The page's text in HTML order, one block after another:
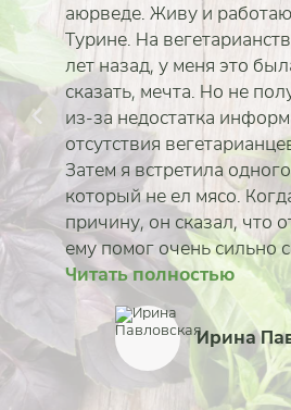
аюрведе. Живу и
Турине. На
лет назад, у меня это
сказать, мечта. Но не
из-за недостатка
отсутствия
Затем я встретила
который не ел мясо.
причину, он сказал, что
ему помог очень сильно
Читать полностью
Ирина
Читать
Читать
Читать
Читать
Читать
Читать
Читать